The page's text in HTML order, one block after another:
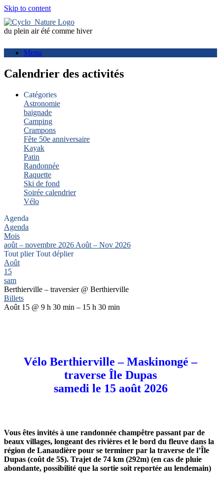
Skip to content
du plein air été comme hiver
Menu
Calendrier des activités
Catégories
Astronomie
baignade
Camping
Crampons
Fête 50e anniversaire
Kayak
Patin
Randonnée
Raquette
Ski de fond
Soirée calendrier
Vélo
Agenda
Agenda
Mois
août – novembre 2026 Août – Nov 2026
Tout plierTout déplier
Août
15
sam
Berthierville – traversier @ Berthierville
Billets
Août 15 @ 9 h 30 min – 15 h 30 min
Vélo Berthierville – Maskinongé –
traverse Île Dupas
samedi le 15 août 2026
Vous êtes invités à une randonnée champêtre passant par de
beaux villages, longeant des rivières et le bord du fleuve dans la
région de Lanaudière pour se terminer par la traverse de l’Île
Dupas (coût de 5$). Trajet de 74 km (292m) (en cas de pluie
abondante, possibilité que la sortie soit reportée au lendemain)